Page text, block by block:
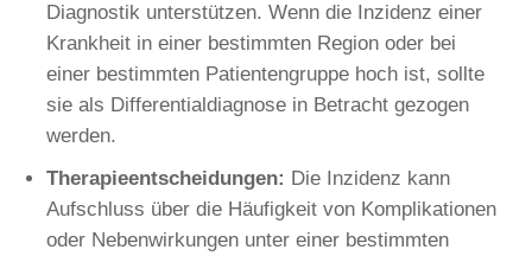
Diagnostik unterstützen. Wenn die Inzidenz einer
Krankheit in einer bestimmten Region oder bei
einer bestimmten Patientengruppe hoch ist, sollte
sie als Differentialdiagnose in Betracht gezogen
werden.
Therapieentscheidungen: Die Inzidenz kann
Aufschluss über die Häufigkeit von Komplikationen
oder Nebenwirkungen unter einer bestimmten